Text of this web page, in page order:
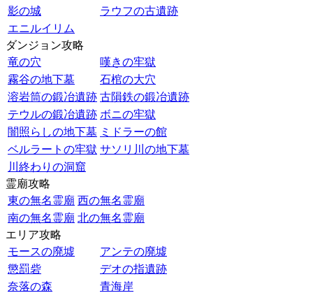
影の城
ラウフの古遺跡
エニルイリム
ダンジョン攻略
竜の穴
嘆きの牢獄
霧谷の地下墓
石棺の大穴
溶岩筒の鍛冶遺跡 古隕鉄の鍛冶遺跡
テウルの鍛冶遺跡 ボニの牢獄
闇照らしの地下墓 ミドラーの館
ベルラートの牢獄 サソリ川の地下墓
川終わりの洞窟
霊廟攻略
東の無名霊廟 西の無名霊廟
南の無名霊廟 北の無名霊廟
エリア攻略
モースの廃墟
アンテの廃墟
懲罰砦
デオの指遺跡
奈落の森
青海岸